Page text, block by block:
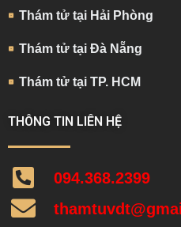
Thám tử tại Hải Phòng
Thám tử tại Đà Nẵng
Thám tử tại TP. HCM
THÔNG TIN LIÊN HỆ
094.368.2399